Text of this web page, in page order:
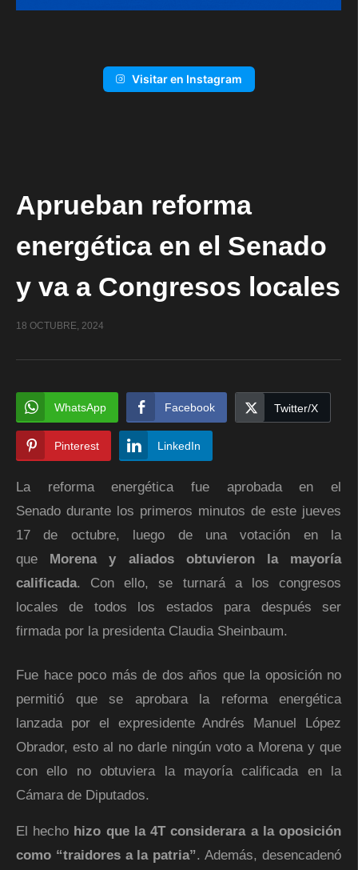
Visitar en Instagram
Aprueban reforma
energética en el Senado
y va a Congresos locales
18 OCTUBRE, 2024
WhatsApp Facebook Twitter/X
Pinterest LinkedIn
La reforma energética fue aprobada en el
Senado durante los primeros minutos de este jueves
17 de octubre, luego de una votación en la
que Morena y aliados obtuvieron la mayoría
calificada. Con ello, se turnará a los congresos
locales de todos los estados para después ser
firmada por la presidenta Claudia Sheinbaum.
Fue hace poco más de dos años que la oposición no
permitió que se aprobara la reforma energética
lanzada por el expresidente Andrés Manuel López
Obrador, esto al no darle ningún voto a Morena y que
con ello no obtuviera la mayoría calificada en la
Cámara de Diputados.
El hecho hizo que la 4T considerara a la oposición
como “traidores a la patria”. Además, desencadenó